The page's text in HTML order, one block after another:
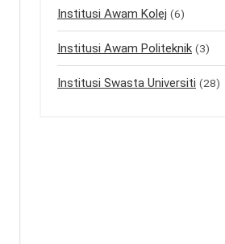
Institusi Awam Kolej (6)
Institusi Awam Politeknik (3)
Institusi Swasta Universiti (28)